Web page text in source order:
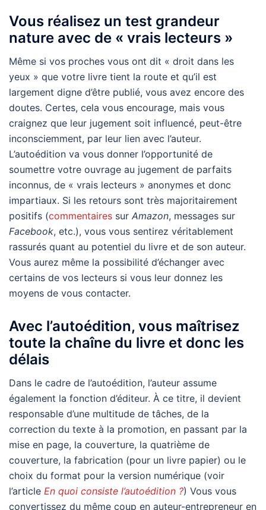
Vous réalisez un test grandeur
nature avec de « vrais lecteurs »
Même si vos proches vous ont dit « droit dans les
yeux » que votre livre tient la route et qu’il est
largement digne d’être publié, vous avez encore des
doutes. Certes, cela vous encourage, mais vous
craignez que leur jugement soit influencé, peut-être
inconsciemment, par leur lien avec l’auteur.
L’autoédition va vous donner l’opportunité de
soumettre votre ouvrage au jugement de parfaits
inconnus, de « vrais lecteurs » anonymes et donc
impartiaux. Si les retours sont très majoritairement
positifs (commentaires sur Amazon, messages sur
Facebook, etc.), vous vous sentirez véritablement
rassurés quant au potentiel du livre et de son auteur.
Vous aurez même la possibilité d’échanger avec
certains de vos lecteurs si vous leur donnez les
moyens de vous contacter.
Avec l’autoédition, vous maîtrisez
toute la chaîne du livre et donc les
délais
Dans le cadre de l’autoédition, l’auteur assume
également la fonction d’éditeur. À ce titre, il devient
responsable d’une multitude de tâches, de la
correction du texte à la promotion, en passant par la
mise en page, la couverture, la quatrième de
couverture, la fabrication (pour un livre papier) ou le
choix du format pour la version numérique (voir
l’article En quoi consiste l’autoédition ?) Vous vous
convertissez du même coup en auteur-entrepreneur en